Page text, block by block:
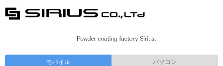
モバイル パソコン